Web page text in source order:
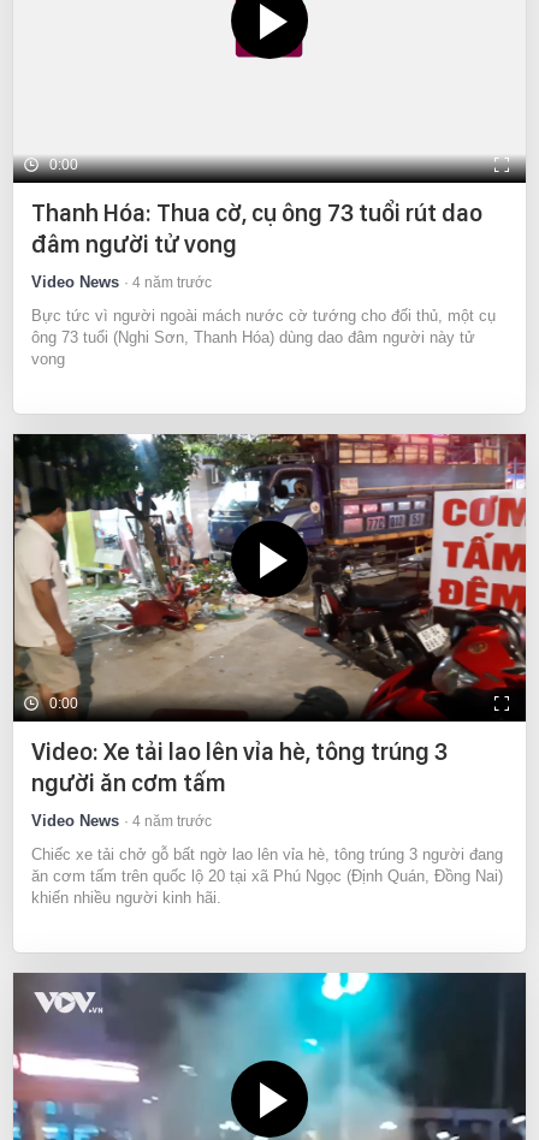
0:00
Thanh Hóa: Thua cờ, cụ ông 73 tuổi rút dao
đâm người tử vong
Video News 4 năm trước
Bực tức vì người ngoài mách nước cờ tướng cho đối thủ, một cụ
ông 73 tuổi (Nghi Sơn, Thanh Hóa) dùng dao đâm người này tử
vong
0:00
Video: Xe tải lao lên vỉa hè, tông trúng 3
người ăn cơm tấm
Video News 4 năm trước
Chiếc xe tải chở gỗ bất ngờ lao lên vỉa hè, tông trúng 3 người đang
ăn cơm tấm trên quốc lộ 20 tại xã Phú Ngọc (Định Quán, Đồng Nai)
khiến nhiều người kinh hãi.